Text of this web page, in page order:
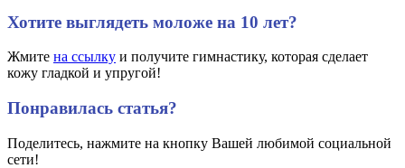
Хотите выглядеть моложе на 10 лет?
Жмите на ссылку и получите гимнастику, которая сделает
кожу гладкой и упругой!
Понравилась статья?
Поделитесь, нажмите на кнопку Вашей любимой социальной
сети!